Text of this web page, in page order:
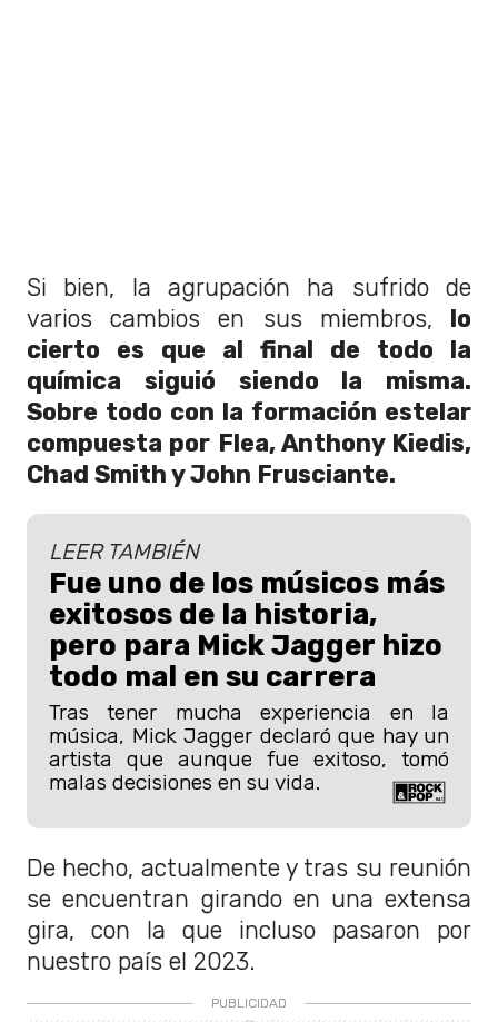
Si bien, la agrupación ha sufrido de
varios cambios en sus miembros, lo
cierto es que al final de todo la
química siguió siendo la misma.
Sobre todo con la formación estelar
compuesta por Flea, Anthony Kiedis,
Chad Smith y John Frusciante.
LEER TAMBIÉN
Fue uno de los músicos más
exitosos de la historia,
pero para Mick Jagger hizo
todo mal en su carrera
Tras tener mucha experiencia en la
música, Mick Jagger declaró que hay un
artista que aunque fue exitoso, tomó
malas decisiones en su vida.
De hecho, actualmente y tras su reunión
se encuentran girando en una extensa
gira, con la que incluso pasaron por
nuestro país el 2023.